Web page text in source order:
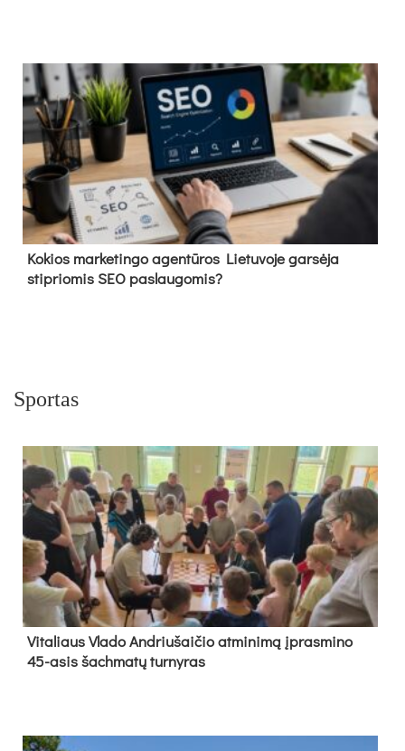
Kokios marketingo agentūros Lietuvoje garsėja
stipriomis SEO paslaugomis?
Sportas
Vi­ta­liaus Vla­do And­riu­šai­čio at­mi­ni­mą įpras­mi­no
45-asis šach­ma­tų tur­ny­ras